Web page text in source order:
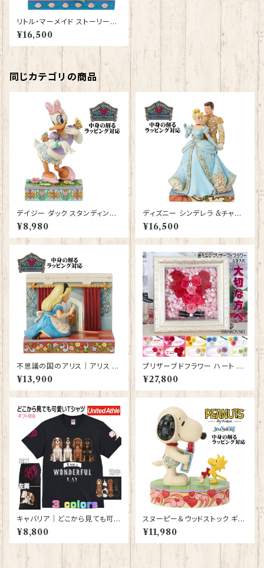
リトル・マーメイド ストーリーブ
ック アリエル フランダー フィギ
ュア プレゼント ギフト グッズ お
祝い 人形 置物 ジムショア グッ
ズ アラジン【Disney Tradition
s】 結婚祝い 入籍祝い 誕生日プ
レゼント 還暦祝い お祝い プロ
ポーズ 結婚記念日 JIM SHOR
E
¥16,500
同じカテゴリの商品
デイジー ダック スタンディング
ポーズフィギュア プレゼント ギ
フト グッズ 誕生日プレゼント 人
形 置物 ジムショア グッズ Disn
い お祝い 結婚記念日 JIM SH
ORE ディズニーランド ディズニ
ーシー ディズニーワールド ディ
ズニー
¥8,980
ディズニー シンデレラ &チャー
ミング王子 フィギュア プレゼン
ト ギフト グッズ 誕生日 人形 置
物 ジムショア グッズ Disney T
暦祝い お祝い 結婚記念日 JIM
SHORE ディズニーランド ディ
ズニーシー ディズニーワールド
¥16,500
不思議の国のアリス｜アリス イ
ン ワンダーランド LED ドアフィ
ギュア プレゼント ギフト グッズ
誕生日 人形 置物 ジムショア グ
い 入籍祝い 還暦祝い お祝い 結
婚記念日 JIM SHORE ディズ
ニーランド ディズニーシー ディ
ズニーワールド
¥13,900
プリザーブドフラワー ハート ガ
ラス フレーム ゴールド 金 フラ
ワーボックス ボックスギフト プ
レゼント 花束 フラワーアレンジ
高級 お祝い 誕生日プレゼント
結婚記念日 プロポーズ 薔薇 ハ
ート型 【型番 deco-13】
¥27,800
キャバリア｜どこから見ても可愛
いＴシャツ 背中・両袖にプリント
有 【型番 T-10014】
¥8,800
スヌーピー＆ウッドストック ギフ
ト Snoopy JIM SHORE フィ
ギュア プレゼント ギフト グッズ
お祝い 人形 置物 ジムショア 結
婚祝い 誕生日 還暦祝い お祝い
ウッドストック
¥11,980